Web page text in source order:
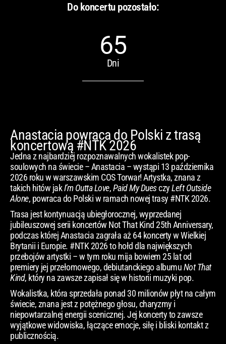
Do koncertu pozostało:
65
Dni
Anastacia powraca do Polski z trasą
koncertową #NTK 2026
Jedna z najbardziej rozpoznawalnych wokalistek pop-
soulowych na świecie – Anastacia – wystąpi 13 października
2026 roku w warszawskim COS Torwar! Artystka, znana z
takich hitów jakI’m Outta Love,Paid My DuesczyLeft Outside
Alone, powraca do Polski w ramach nowej trasy #NTK 2026.
Trasa jest kontynuacją ubiegłorocznej, wyprzedanej
jubileuszowej serii koncertów Not That Kind 25th Anniversary,
podczas której Anastacia zagrała aż 64 koncerty w Wielkiej
Brytanii i Europie. #NTK 2026 to hołd dla największych
przebojów artystki – w tym roku mija bowiem 25 lat od
premiery jej przełomowego, debiutanckiego albumuNot That
Kind, który na zawsze zapisał się w historii muzyki pop.
Wokalistka, która sprzedała ponad 30 milionów płyt na całym
świecie, znana jest z potężnego głosu, charyzmy i
niepowtarzalnej energii scenicznej. Jej koncerty to zawsze
wyjątkowe widowiska, łączące emocje, siłę i bliski kontakt z
publicznością.